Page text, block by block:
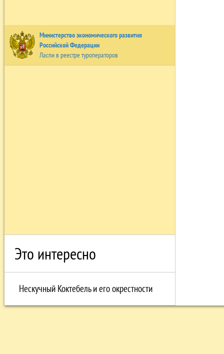
Министерство экономического развития
Российской Федерации
Ласпи в реестре туроператоров
Это интересно
Нескучный Коктебель и его окрестности